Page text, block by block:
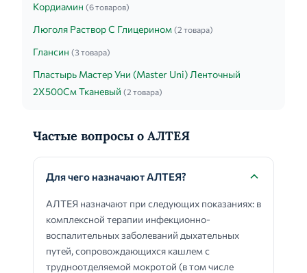
Кордиамин (6 товаров)
Люголя Раствор С Глицерином (2 товара)
Глансин (3 товара)
Пластырь Мастер Уни (Master Uni) Ленточный
2Х500См Тканевый (2 товара)
Частые вопросы о АЛТЕЯ
Для чего назначают АЛТЕЯ?
АЛТЕЯ назначают при следующих показаниях: в
комплексной терапии инфекционно-
воспалительных заболеваний дыхательных
путей, сопровождающихся кашлем с
трудноотделяемой мокротой (в том числе